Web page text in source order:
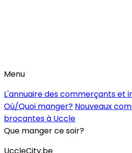
Menu
L'annuaire des commerçants et
Où/Quoi manger? Nouveaux
brocantes à Uccle
Que manger ce soir?